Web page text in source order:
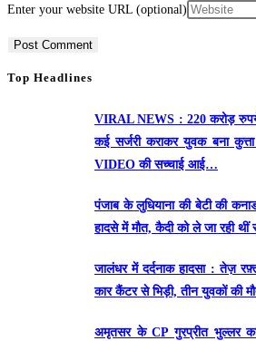
Enter your website URL (optional)
Top Headlines
VIRAL NEWS : 220 करोड़
कई सर्जरी कराकर युवक बना
VIDEO की सच्चाई आई…
पंजाब के लुधियाना की बेटी की
हादसे में माैत, कैदी को ले जा रही थीं
जालंधर में दर्दनाक हादसा : तेज़
कार कैंटर से भिड़ी, तीन युवकों की
अमृतसर के CP गुरप्रीत भुल्लर का